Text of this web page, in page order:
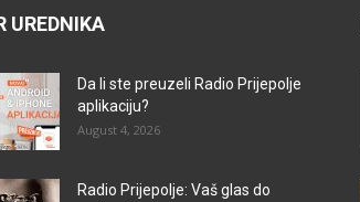
UREDNIKA
Da li ste preuzeli Radio Prijepolje
aplikaciju?
August 4, 2026
Radio Prijepolje: Vaš glas do